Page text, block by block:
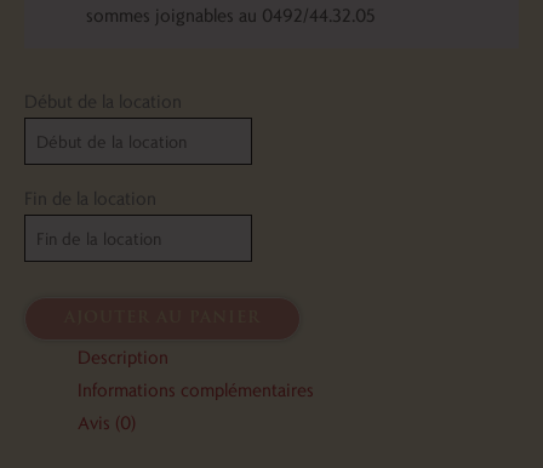
sommes joignables au 0492/44.32.05
Début de la location
Fin de la location
Description
Informations complémentaires
Avis (0)